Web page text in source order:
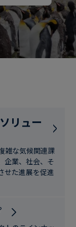
リュー
雑な気候関連課
企業、社会、そ
せた進展を促進